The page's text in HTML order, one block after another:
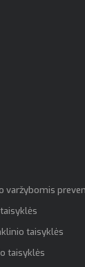
varžybomis
taisyklės
taisyklės